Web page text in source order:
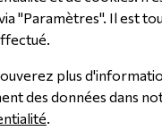
"Paramètres". Il est
plus
des données dans
.